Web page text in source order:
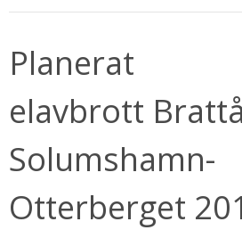
Planerat
elavbrott
Solumshamn-
Otterberget